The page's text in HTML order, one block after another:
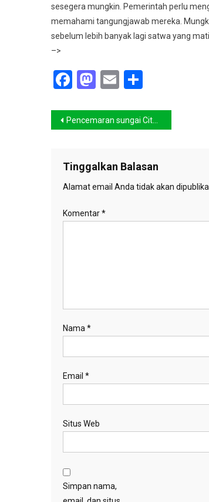
sesegera mungkin. Pemerintah perlu
memahami tangungjawab mereka.
sebelum lebih banyak lagi satwa yang
–>
Facebook
Mastodon
Email
Navigasi
Pencemaran sungai Citarum kembali disorot
Tinggalkan Balasan
Alamat email Anda tidak akan
Komentar*
Nama*
Email *
Situs Web
Simpan nama,